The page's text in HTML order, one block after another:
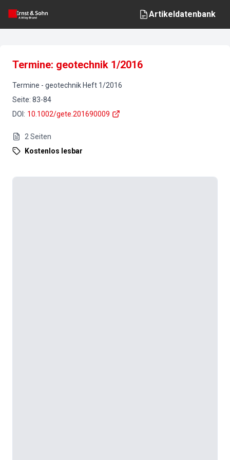
Artikeldatenbank
Termine: geotechnik 1/2016
Termine - geotechnik Heft 1/2016
Seite: 83-84
DOI : 10.1002/gete.201690009
2 Seiten
Kostenlos lesbar